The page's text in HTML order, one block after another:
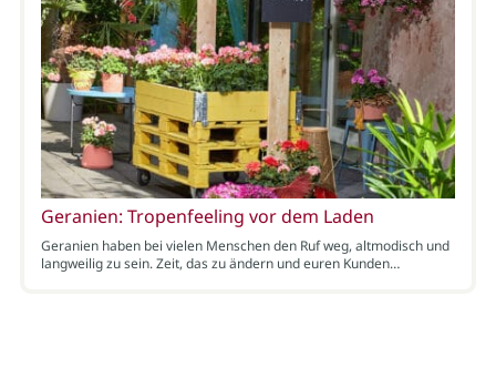
Geranien: Tropenfeeling vor dem Laden
Geranien haben bei vielen Menschen den Ruf weg, altmodisch und
langweilig zu sein. Zeit, das zu ändern und euren Kunden…